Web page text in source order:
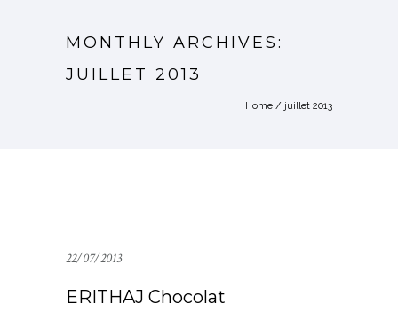
MONTHLY ARCHIVES:
JUILLET 2013
Home / juillet 2013
22/07/2013
ERITHAJ Chocolat